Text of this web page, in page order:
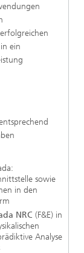
ein
sowie
in den
NRC (F&E) in
Analyse